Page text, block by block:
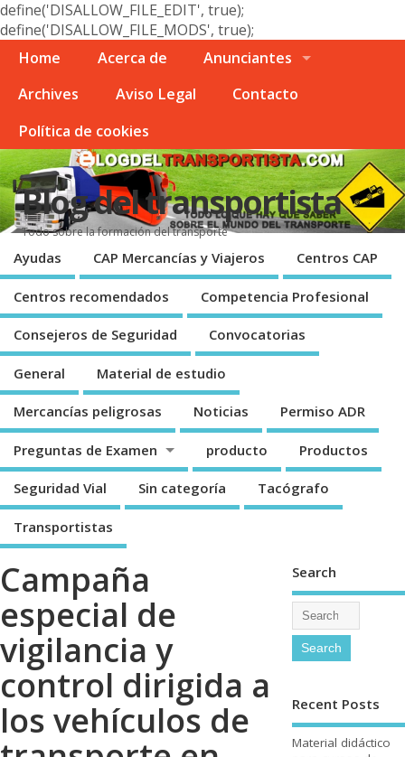
define('DISALLOW_FILE_EDIT', true);
define('DISALLOW_FILE_MODS', true);
Home
Acerca de
Anunciantes
Archives
Aviso Legal
Contacto
Polí­tica de cookies
Blog del transportista
Todo sobre la formación del transporte
Ayudas CAP Mercancí­as y Viajeros Centros CAP
Centros recomendados Competencia Profesional
Consejeros de Seguridad Convocatorias
General Material de estudio
Mercancí­as peligrosas Noticias Permiso ADR
Preguntas de Examen producto Productos
Seguridad Vial Sin categorí­a Tacógrafo
Transportistas
Campaña
especial de
vigilancia y
control dirigida a
los vehí­culos de
Search
Recent Posts
Material didáctico